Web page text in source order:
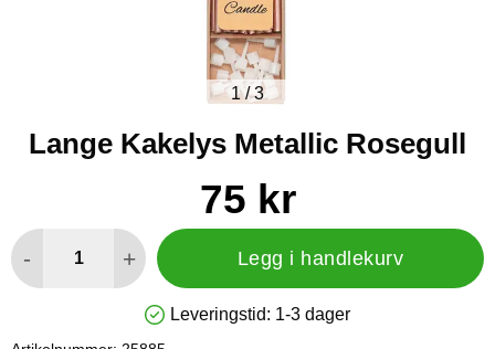
1/3
Lange Kakelys Metallic Rosegull
Handle dette produktet, Lange Kakelys Metallic Rosegull
pris
75 kr
- + Legg i handlekurv
Produkttilgjengelighet: På lager
Leveringstid: 1-3 dager